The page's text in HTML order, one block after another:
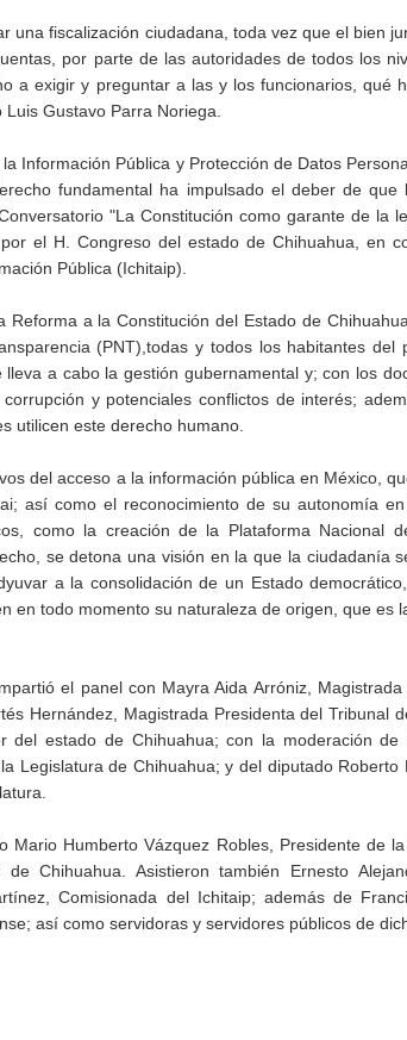
una fiscalización ciudadana, toda vez que el bien
por parte de las autoridades de todos los
a exigir y preguntar a las y los funcionarios, qué
Gustavo Parra Noriega.
Información Pública y Protección de Datos
fundamental ha impulsado el deber de
"La Constitución como garante de la
el H. Congreso del estado de Chihuahua, en
Pública (Ichitaip).
a la Constitución del Estado de
(PNT),todas y todos los habitantes del
a cabo la gestión gubernamental y; con los
y potenciales conflictos de interés;
utilicen este derecho humano.
del acceso a la información pública en México,
así como el reconocimiento de su autonomía
como la creación de la Plataforma Nacional
se detona una visión en la que la ciudadanía
a la consolidación de un Estado
en todo momento su naturaleza de origen, que es
el panel con Mayra Aida Arróniz,
Hernández, Magistrada Presidenta del Tribunal
del estado de Chihuahua; con la moderación
Legislatura de Chihuahua; y del diputado Roberto
Humberto Vázquez Robles, Presidente de
Chihuahua. Asistieron también Ernesto
Comisionada del Ichitaip; además de
así como servidoras y servidores públicos de